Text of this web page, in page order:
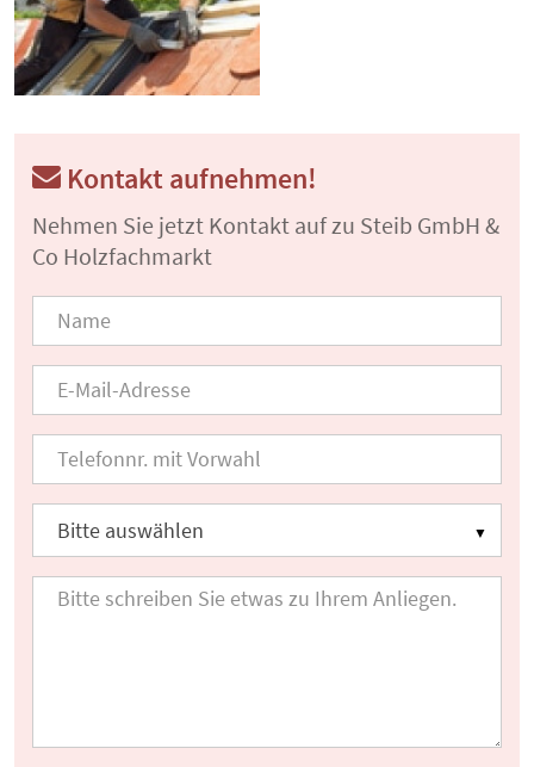
Kontakt aufnehmen!
Nehmen Sie jetzt Kontakt auf zu Steib GmbH &
Co Holzfachmarkt